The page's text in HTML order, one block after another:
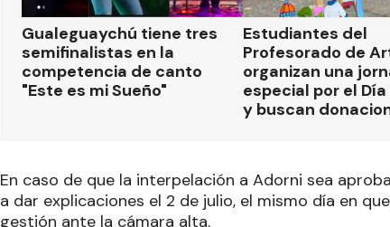
Gualeguaychú tiene tres
semifinalistas en la
competencia de canto
"Este es mi Sueño"
Estudiantes del
Profesorado de
organizan una
especial por el
y buscan
En caso de que la interpelación a Adorni sea
a dar explicaciones el 2 de julio, el mismo día en
gestión ante la cámara alta.